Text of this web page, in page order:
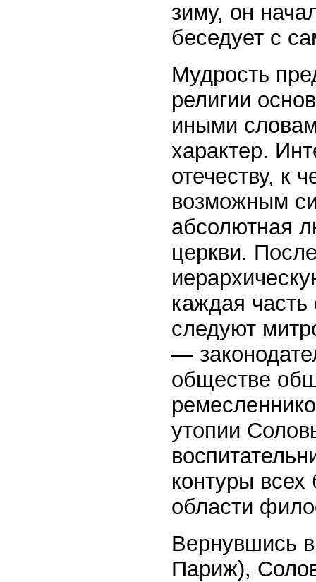
зиму, он
беседует с
Мудрость
религии
иными
характер.
отечеству, к
возможным
абсолютная
церкви.
каждая часть
следуют
—
обществе
утопии
контуры
области
Вернувшись
Париж),